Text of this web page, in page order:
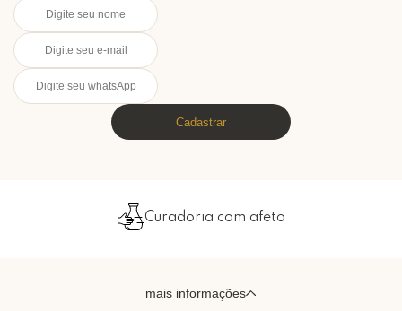
Cadastrar
Curadoria com afeto
mais informações